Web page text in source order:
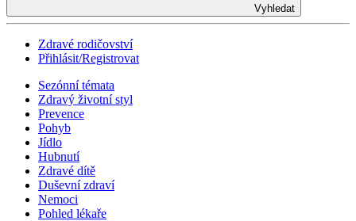
Vyhledat
Zdravé rodičovství
Přihlásit/Registrovat
Sezónní témata
Zdravý životní styl
Prevence
Pohyb
Jídlo
Hubnutí
Zdravé dítě
Duševní zdraví
Nemoci
Pohled lékaře